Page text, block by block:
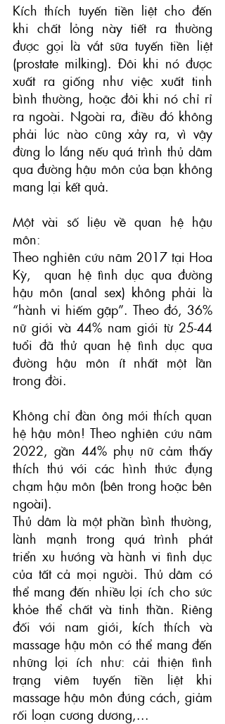
Kích thích tuyến tiền liệt cho đến
khi chất lỏng này tiết ra thường
được gọi là vắt sữa tuyến tiền liệt
(prostate milking). Đôi khi nó được
xuất ra giống như việc xuất tinh
bình thường, hoặc đôi khi nó chỉ rỉ
ra ngoài. Ngoài ra, điều đó không
phải lúc nào cũng xảy ra, vì vậy
đừng lo lắng nếu quá trình thủ dâm
qua đường hậu môn của bạn không
mang lại kết quả.
Một vài số liệu về quan hệ hậu
môn:
Theo nghiên cứu năm 2017 tại Hoa
Kỳ,  quan hệ tình dục qua đường
hậu môn (anal sex) không phải là
“hành vi hiếm gặp”. Theo đó, 36%
nữ giới và 44% nam giới từ 25-44
tuổi đã thử quan hệ tình dục qua
đường hậu môn ít nhất một lần
trong đời.
Không chỉ đàn ông mới thích quan
hệ hậu môn! Theo nghiên cứu năm
2022, gần 44% phụ nữ cảm thấy
thích thú với các hình thức đụng
chạm hậu môn (bên trong hoặc bên
ngoài).
Thủ dâm là một phần bình thường,
lành mạnh trong quá trình phát
triển xu hướng và hành vi tình dục
của tất cả mọi người. Thủ dâm có
thể mang đến nhiều lợi ích cho sức
khỏe thể chất và tinh thần. Riêng
đối với nam giới, kích thích và
massage hậu môn có thể mang đến
những lợi ích như: cải thiện tình
trạng viêm tuyến tiền liệt khi
massage hậu môn đúng cách, giảm
rối loạn cương dương,...